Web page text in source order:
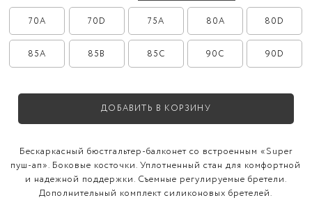
70A 70D 75A 80A 80D
85A 85B 85C 90C 90D
ДОБАВИТЬ В КОРЗИНУ
Бескаркасный бюстгальтер-балконет со встроенным «Super
пуш-ап». Боковые косточки. Уплотненный стан для комфортной
и надежной поддержки. Съемные регулируемые бретели.
Дополнительный комплект силиконовых бретелей.